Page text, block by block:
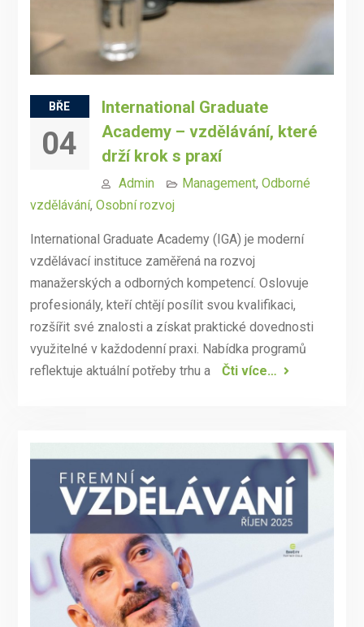
BŘE
04
International Graduate
Academy – vzdělávání, které
drží krok s praxí
Admin Management, Odborné
vzdělávání, Osobní rozvoj
International Graduate Academy (IGA) je moderní
vzdělávací instituce zaměřená na rozvoj
manažerských a odborných kompetencí. Oslovuje
profesionály, kteří chtějí posílit svou kvalifikaci,
rozšířit své znalosti a získat praktické dovednosti
využitelné v každodenní praxi. Nabídka programů
reflektuje aktuální potřeby trhu a
Čti více…